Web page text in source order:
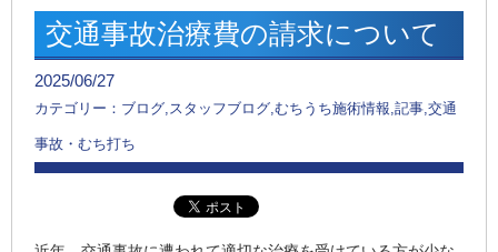
交通事故治療費の請求について
2025/06/27
カテゴリー：ブログ,スタッフブログ,むちうち施術情報,記事,交通
事故・むち打ち